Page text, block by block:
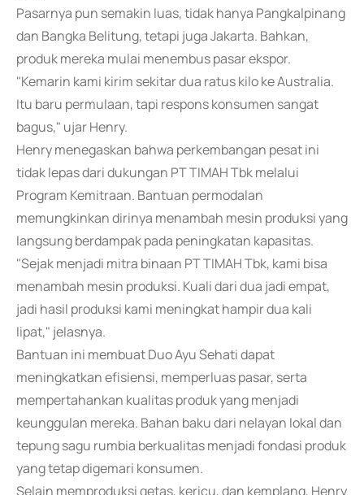
Pasarnya pun semakin luas, tidak hanya Pangkalpinang
dan Bangka Belitung, tetapi juga Jakarta. Bahkan,
produk mereka mulai menembus pasar ekspor.
"Kemarin kami kirim sekitar dua ratus kilo ke Australia.
Itu baru permulaan, tapi respons konsumen sangat
bagus," ujar Henry.
Henry menegaskan bahwa perkembangan pesat ini
tidak lepas dari dukungan PT TIMAH Tbk melalui
Program Kemitraan. Bantuan permodalan
memungkinkan dirinya menambah mesin produksi yang
langsung berdampak pada peningkatan kapasitas.
"Sejak menjadi mitra binaan PT TIMAH Tbk, kami bisa
menambah mesin produksi. Kuali dari dua jadi empat,
jadi hasil produksi kami meningkat hampir dua kali
lipat," jelasnya.
Bantuan ini membuat Duo Ayu Sehati dapat
meningkatkan efisiensi, memperluas pasar, serta
mempertahankan kualitas produk yang menjadi
keunggulan mereka. Bahan baku dari nelayan lokal dan
tepung sagu rumbia berkualitas menjadi fondasi produk
yang tetap digemari konsumen.
Selain memproduksi getas, kericu, dan kemplang, Henry